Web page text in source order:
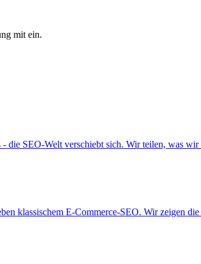
mit ein.
SEO-Welt verschiebt sich. Wir teilen, was wir
klassischem E-Commerce-SEO. Wir zeigen